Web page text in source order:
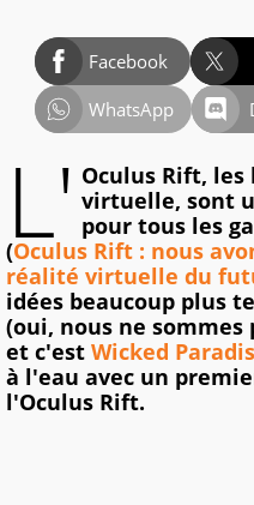
Facebook
WhatsApp
L' Oculus Rift,
virtuelle, sont
pour tous les
(Oculus Rift : nous
réalité virtuelle du
idées beaucoup plus
(oui, nous ne sommes
et c'est Wicked
à l'eau avec un
l'Oculus Rift.